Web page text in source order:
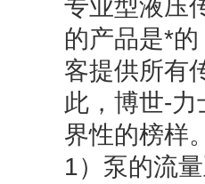
专业型液压
的产品是*
客提供所有
此，博世-
界性的榜样
1）泵的流